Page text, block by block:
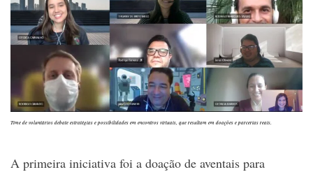
Time de voluntários debate estratégias e possibilidades em encontros virtuais, que resultam em doações e parcerias reais.
A primeira iniciativa foi a doação de aventais para